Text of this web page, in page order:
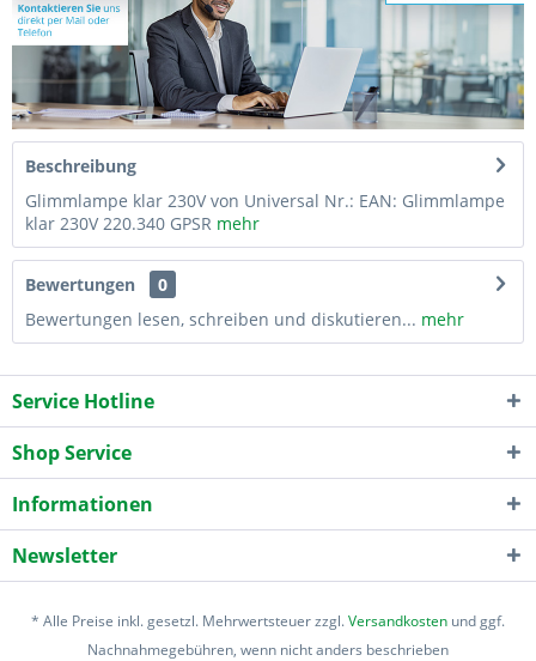
Beschreibung
Glimmlampe klar 230V von Universal Nr.: EAN: Glimmlampe
klar 230V 220.340 GPSR mehr
Bewertungen
0
Bewertungen lesen, schreiben und diskutieren... mehr
Service Hotline
Shop Service
Informationen
Newsletter
* Alle Preise inkl. gesetzl. Mehrwertsteuer zzgl.Versandkosten und ggf.
Nachnahmegebühren, wenn nicht anders beschrieben